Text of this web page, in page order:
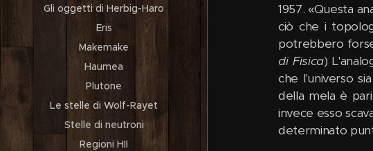
Gli oggetti di Herbig-Haro
Eris
Makemake
Haumea
Plutone
Le stelle di Wolf-Rayet
Stelle di neutroni
Regioni HII
1957. «Questa
ciò che i
potrebbero
di Fisica)
che l'universo
della mela è
invece esso
determinato